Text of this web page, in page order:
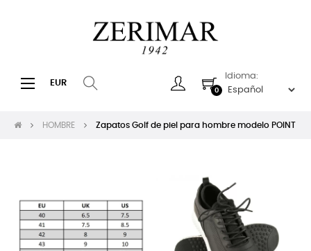
Navegación
☰ EUR
0
Idioma:
HOMBRE Zapatos Golf de piel para hombre modelo POINT